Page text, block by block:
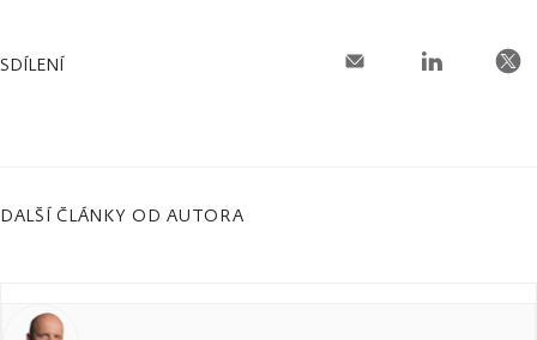
SDÍLENÍ
DALŠÍ ČLÁNKY OD AUTORA